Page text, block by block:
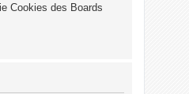
Cookies des Boards